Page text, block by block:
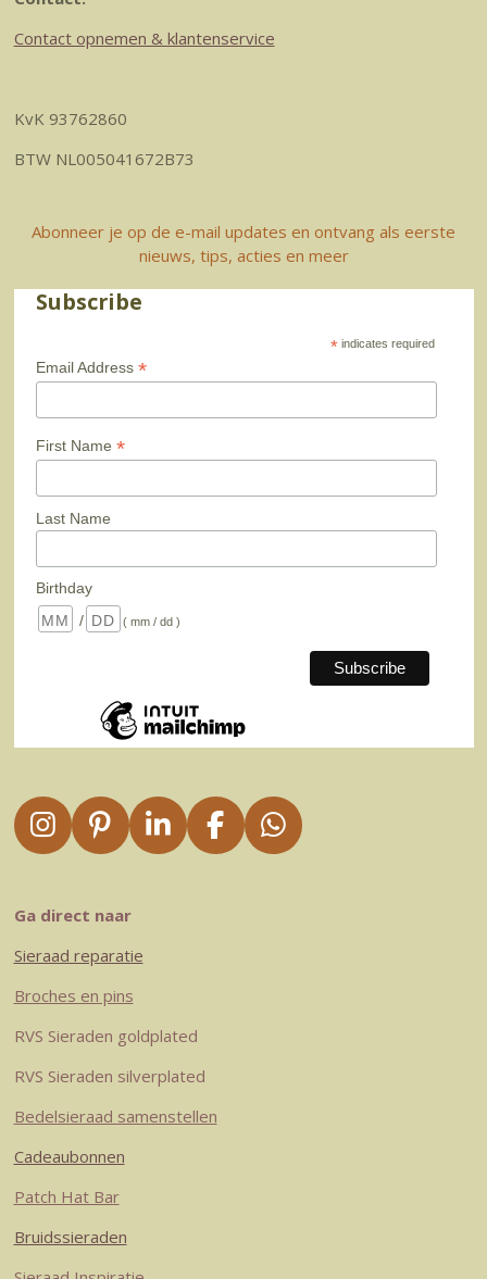
Contact opnemen & klantenservice
KvK 93762860
BTW NL005041672B73
Abonneer je op de e-mail updates en ontvang als eerste
nieuws, tips, acties en meer
Subscribe
* indicates required
Email Address *
First Name *
Last Name
Birthday
/
( mm / dd )
I
n
t
a
g
r
a
P
i
t
e
r
e
s
L
i
n
F
a
W
h
Ga direct naar
Sieraad reparatie
Broches en pins
RVS Sieraden goldplated
RVS Sieraden silverplated
Bedelsieraad samenstellen
Cadeaubonnen
Patch Hat Bar
Bruidssieraden